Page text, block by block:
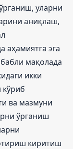
уларни
аниқлаш,
аҳамиятга эга
мақолада
икки
ва мазмуни
ўрганиш
киритиш